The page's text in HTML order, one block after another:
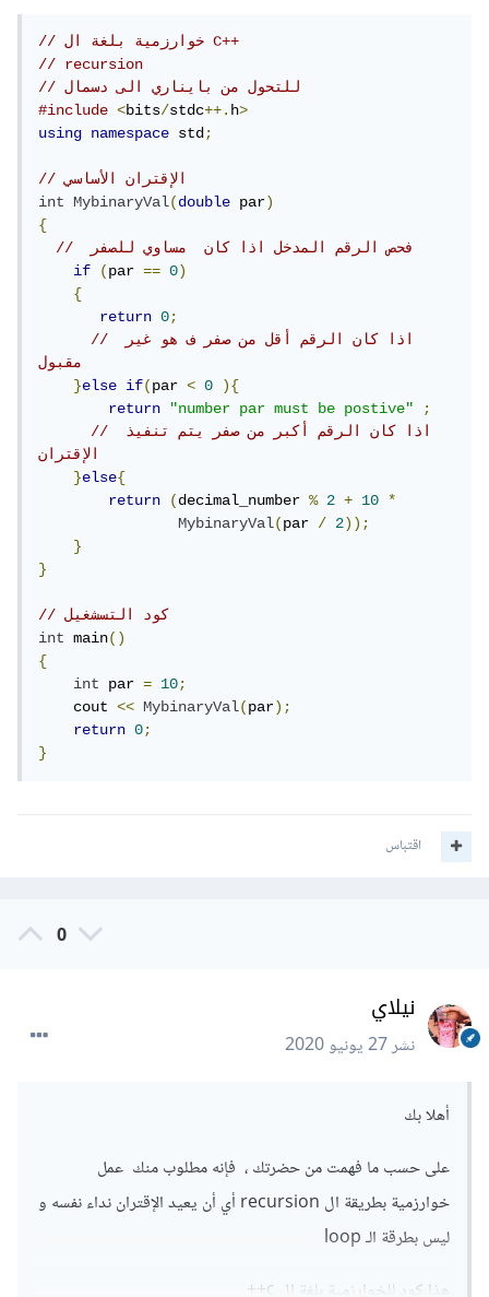
// خوارزمية بلغة ال C++
// recursion
#include
<bits/stdc++.h>
using
namespace std;
// الإقتران الأساسي
int
MybinaryVal(double par)
{
if
(par == 0)
{
return
0;
// اذا كان الرقم أقل من صفر ف هو غير
}else if(par < 0
){
return
"number par must be postive"
;
// اذا كان الرقم أكبر من صفر يتم تنفيذ
الإقتران
}else{
return
(decimal_number % 2 + 10
*
MybinaryVal(par / 2));
}
}
// كود التسشغيل
int main()
{
int
par = 10;
    cout
<< MybinaryVal(par);
return
0;
}
اقتباس
0
نيلاي
نشر27 يونيو 2020
أهلا بك
على حسب ما فهمت من حضرتك ، فإنه مطلوب منك عمل
خوارزمية بطريقة ال recursion أي أن يعيد الإقتران نداء نفسه و
ليس بطرقة الـ loop